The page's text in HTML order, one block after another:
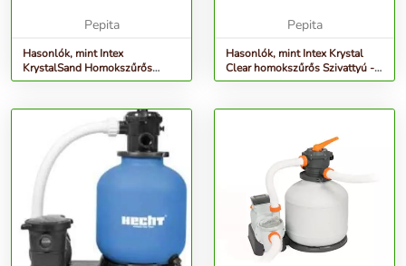
Pepita
Hasonlók, mint Intex
KrystalSand Homokszűrős
vízforgató 4m³/h (26644)
Pepita
Hasonlók, mint Intex Krystal
Clear homokszűrős Szivattyú -
3200GPH (26652)